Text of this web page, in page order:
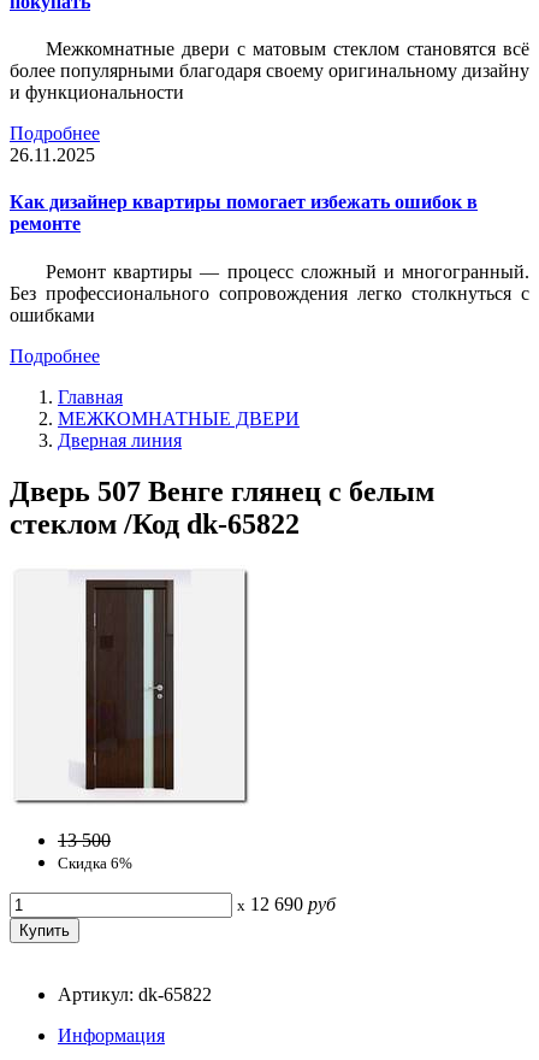
Межкомнатные двери с матовым стеклом становятся всё
более популярными благодаря своему оригинальному дизайну
и функциональности
Подробнее
26.11.2025
Как дизайнер квартиры помогает избежать ошибок в
ремонте
Ремонт квартиры — процесс сложный и многогранный.
Без профессионального сопровождения легко столкнуться с
ошибками
Подробнее
Главная
МЕЖКОМНАТНЫЕ ДВЕРИ
Дверная линия
Дверь 507 Венге глянец с белым
стеклом /Код dk-65822
13 500
Скидка 6%
x 12 690 руб
Артикул: dk-65822
Информация